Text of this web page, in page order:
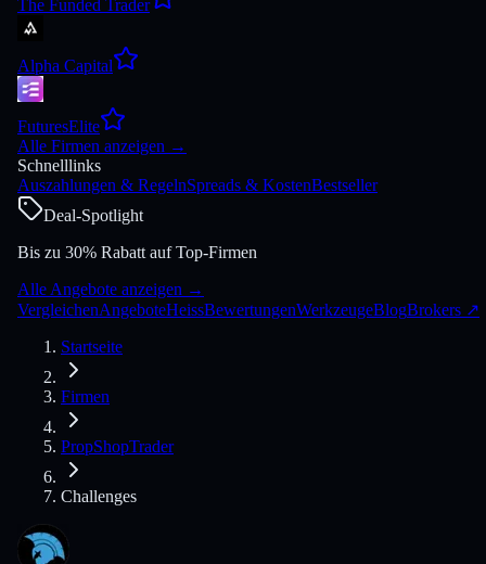
The Funded Trader
Alpha Capital
FuturesElite
Alle Firmen anzeigen →
Schnelllinks
Auszahlungen & RegelnSpreads & KostenBestseller
Deal-Spotlight
Bis zu 30% Rabatt auf Top-Firmen
Alle Angebote anzeigen →
VergleichenAngeboteHeissBewertungenWerkzeugeBlogBrokers ↗
Startseite
Firmen
PropShopTrader
Challenges